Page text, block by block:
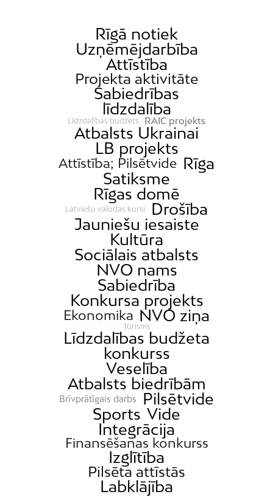
Rīgā notiek
Uzņēmējdarbība
Attīstība
Projekta aktivitāte
Sabiedrības
līdzdalība
Līdzdalības budžets RAIC projekts
Atbalsts Ukrainai
LB projekts
Attīstība; Pilsētvide Rīga
Satiksme
Rīgas domē
Latviešu valodas kursi
Drošība
Jauniešu iesaiste
Kultūra
Sociālais atbalsts
NVO nams
Sabiedrība
Konkursa projekts
Ekonomika NVO ziņa
Tūrisms
Līdzdalības budžeta
konkurss
Veselība
Atbalsts biedrībām
Brīvprātīgais darbs
Pilsētvide
Sports Vide
Integrācija
Finansēšanas konkurss
Izglītība
Pilsēta attīstās
Labklājība